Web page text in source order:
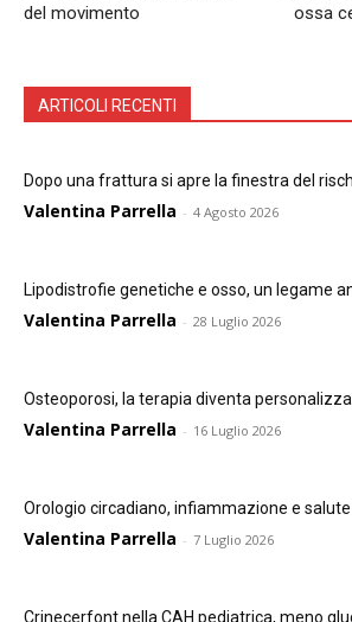
del movimento
ossa
ARTICOLI RECENTI
Dopo una frattura si apre la finestra del
Valentina Parrella - 4 Agosto 2026
Lipodistrofie genetiche e osso, un legame
Valentina Parrella - 28 Luglio 2026
Osteoporosi, la terapia diventa
Valentina Parrella - 16 Luglio 2026
Orologio circadiano, infiammazione e salute
Valentina Parrella - 7 Luglio 2026
Crinecerfont nella CAH pediatrica, meno